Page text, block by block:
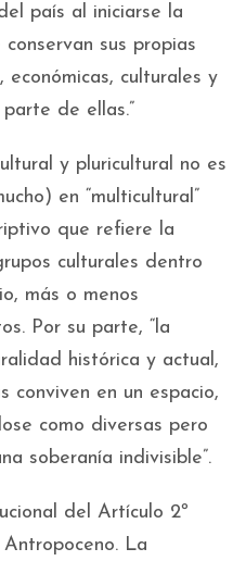
país al iniciarse la
sus propias
económicas, culturales y
de ellas.”
y pluricultural no es
en “multicultural”
que refiere la
culturales dentro
más o menos
Por su parte, “la
histórica y actual,
conviven en un espacio,
como diversas pero
soberanía indivisible”.
del Artículo 2º
La